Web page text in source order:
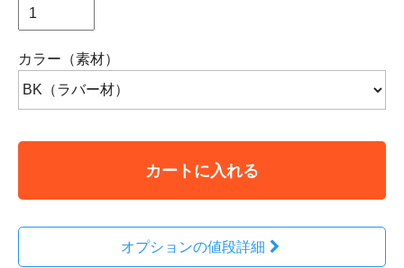
カラー（素材）
カートに入れる
オプションの値段詳細